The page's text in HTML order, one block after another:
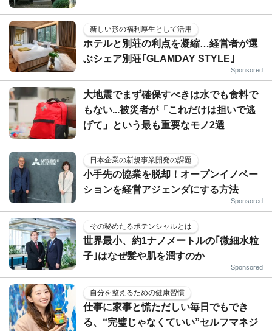
新しい形の福利厚生として活用
ホテルと別荘の利点を凝縮…経営者が選
ぶシェア別荘｢GLAMDAY STYLE｣
Sponsored
大地震でまず確保すべきは水でも食料で
もない...被災者が「これだけは担いで逃
げて」という最も重要なモノ2選
日本企業の新規事業開発の課題
小手先の協業を脱却！オープンイノベー
ションを経営アジェンダにする方法
Sponsored
その秘めたるポテンシャルとは
世界最小、約1ナノメートルの｢微細水粒
子｣はなぜ髪や肌を潤すのか
Sponsored
自分を整えるための健康習慣
仕事に家事と慌ただしい毎日でもでき
る、“完璧じゃなくていい”セルフマネジ